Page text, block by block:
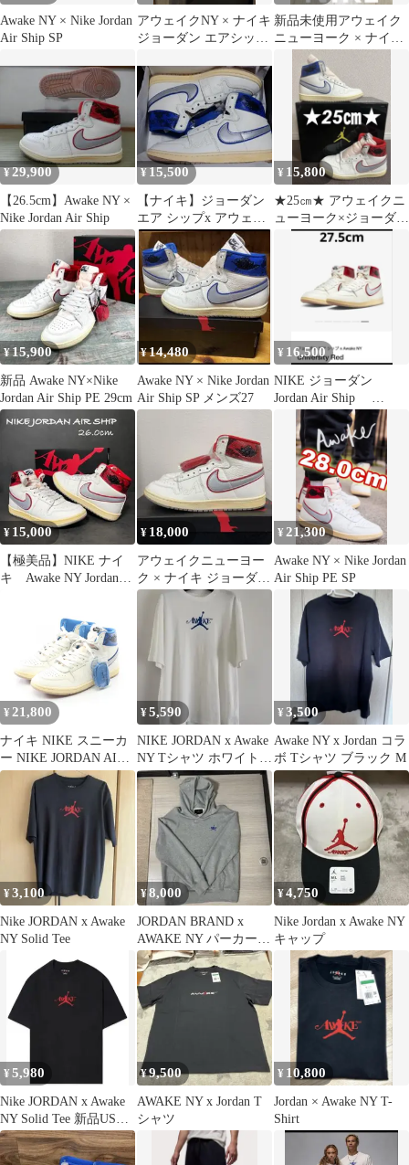
Awake NY × Nike Jordan
Air Ship SP
アウェイクNY × ナイキ
ジョーダン エアシップ
新品未使用アウェイク
ニューヨーク × ナイキ
エアシップSP 27.5cm
¥29,900
【26.5cm】Awake NY ×
Nike Jordan Air Ship
¥15,500
【ナイキ】ジョーダン
エア シップx アウェイ
ク NY "Game Royal"
¥ 15,800
★25㎝★ アウェイクニ
ューヨーク×ジョーダン
エアシップ エスピー 新
¥15,900
新品 Awake NY×Nike
Jordan Air Ship PE 29cm
¥14,480
Awake NY × Nike Jordan
Air Ship SP メンズ27
¥ 16,500
NIKE ジョーダン
Jordan Air Ship
27.5cm 新品
¥ 15,000
【極美品】NIKE ナイ
キ Awake NY Jordan
¥ 18,000
アウェイクニューヨー
ク × ナイキ ジョーダン
エアシップ SP
¥ 21,300
Awake NY × Nike Jordan
Air Ship PE SP
¥ 21,800
ナイキ NIKE スニーカ
ー NIKE JORDAN AIR
SHIP SP × AWAKE NY
FN8675-104 レザー ス
ニーカー メンズ 未使用
¥5,590
NIKE JORDAN x Awake
NY Tシャツ ホワイト
M
¥3,500
Awake NY x Jordan コラ
ボ Tシャツ ブラック M
¥3,100
Nike JORDAN x Awake
NY Solid Tee
¥8,000
JORDAN BRAND x
AWAKE NY パーカー
グレー M
¥4,750
Nike Jordan x Awake NY
キャップ
¥ 5,980
Nike JORDAN x Awake
NY Solid Tee 新品US
XS
¥9,500
AWAKE NY x Jordan T
シャツ
¥ 10,800
Jordan × Awake NY T-
Shirt